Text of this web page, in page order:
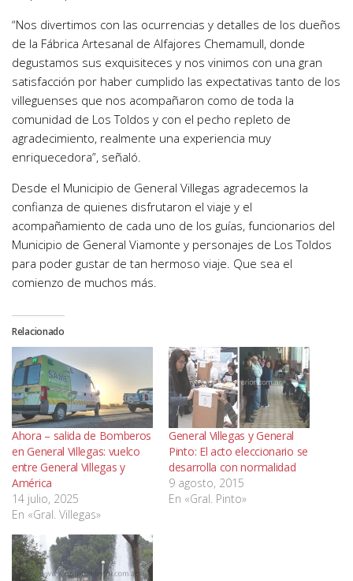
“Nos divertimos con las ocurrencias y detalles de los dueños
de la Fábrica Artesanal de Alfajores Chemamull, donde
degustamos sus exquisiteces y nos vinimos con una gran
satisfacción por haber cumplido las expectativas tanto de los
villeguenses que nos acompañaron como de toda la
comunidad de Los Toldos y con el pecho repleto de
agradecimiento, realmente una experiencia muy
enriquecedora”, señaló.
Desde el Municipio de General Villegas agradecemos la
confianza de quienes disfrutaron el viaje y el
acompañamiento de cada uno de los guías, funcionarios del
Municipio de General Viamonte y personajes de Los Toldos
para poder gustar de tan hermoso viaje. Que sea el
comienzo de muchos más.
Relacionado
Ahora – salida de Bomberos
en General Villegas: vuelco
entre General Villegas y
América
14 julio, 2025
En «Gral. Villegas»
General Villegas y General
Pinto: El acto eleccionario se
desarrolla con normalidad
9 agosto, 2015
En «Gral. Pinto»